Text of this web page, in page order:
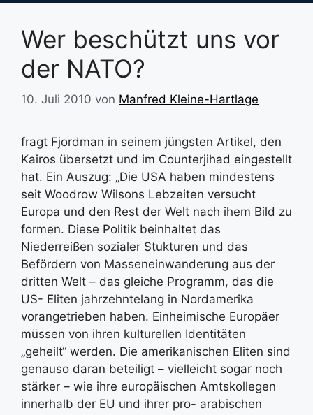
Wer beschützt uns vor
der NATO?
10. Juli 2010 von Manfred Kleine-Hartlage
fragt Fjordman in seinem jüngsten Artikel, den
Kairos übersetzt und im Counterjihad eingestellt
hat. Ein Auszug: „Die USA haben mindestens
seit Woodrow Wilsons Lebzeiten versucht
Europa und den Rest der Welt nach ihem Bild zu
formen. Diese Politik beinhaltet das
Niederreißen sozialer Stukturen und das
Befördern von Masseneinwanderung aus der
dritten Welt – das gleiche Programm, das die
US- Eliten jahrzehntelang in Nordamerika
vorangetrieben haben. Einheimische Europäer
müssen von ihren kulturellen Identitäten
„geheilt“ werden. Die amerikanischen Eliten sind
genauso daran beteiligt – vielleicht sogar noch
stärker – wie ihre europäischen Amtskollegen
innerhalb der EU und ihrer pro- arabischen